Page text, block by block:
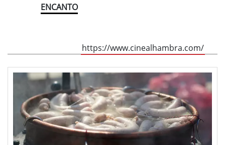
ENCANTO
https://www.cinealhambra.com/